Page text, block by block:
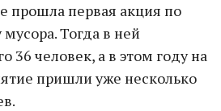
прошла первая акция по
Тогда в ней
36 человек, а в этом году на
пришли уже несколько